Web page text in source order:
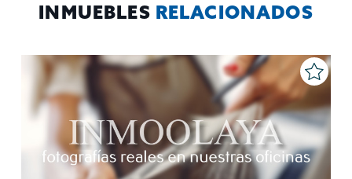
INMUEBLES RELACIONADOS